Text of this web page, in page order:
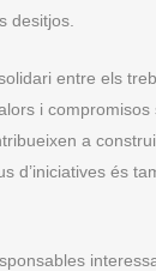
desitjos.
entre els
i
a
d’iniciatives és